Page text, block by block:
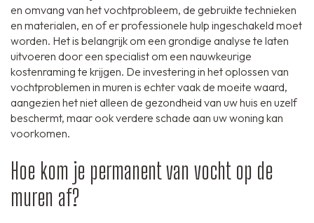
en omvang van het vochtprobleem, de gebruikte technieken
en materialen, en of er professionele hulp ingeschakeld moet
worden. Het is belangrijk om een grondige analyse te laten
uitvoeren door een specialist om een nauwkeurige
kostenraming te krijgen. De investering in het oplossen van
vochtproblemen in muren is echter vaak de moeite waard,
aangezien het niet alleen de gezondheid van uw huis en uzelf
beschermt, maar ook verdere schade aan uw woning kan
voorkomen.
Hoe kom je permanent van vocht op de
muren af?